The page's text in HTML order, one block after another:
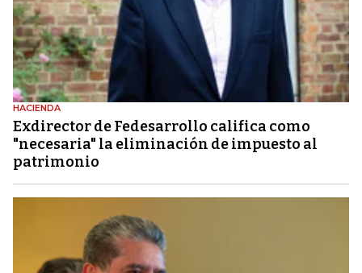
HACIENDA
Exdirector de Fedesarrollo califica como
"necesaria" la eliminación de impuesto al
patrimonio